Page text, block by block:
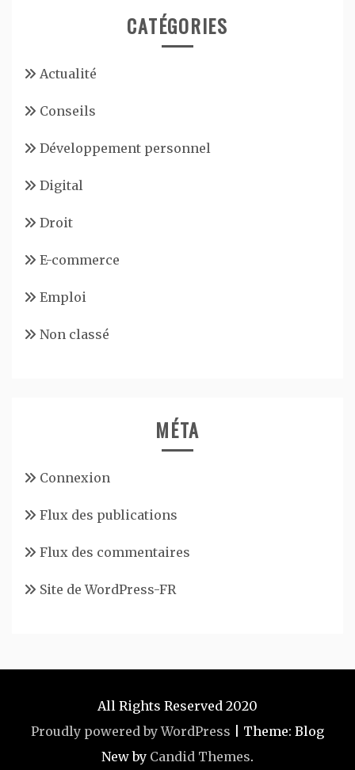
CATÉGORIES
Actualité
Conseils
Développement personnel
Digital
Droit
E-commerce
Emploi
Non classé
MÉTA
Connexion
Flux des publications
Flux des commentaires
Site de WordPress-FR
All Rights Reserved 2020
Proudly powered by WordPress
Theme: Blog
New by Candid Themes.